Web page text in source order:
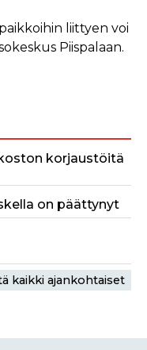
liittyen voi
Piispalaan.
korjaustöitä
on päättynyt
kaikki ajankohtaiset